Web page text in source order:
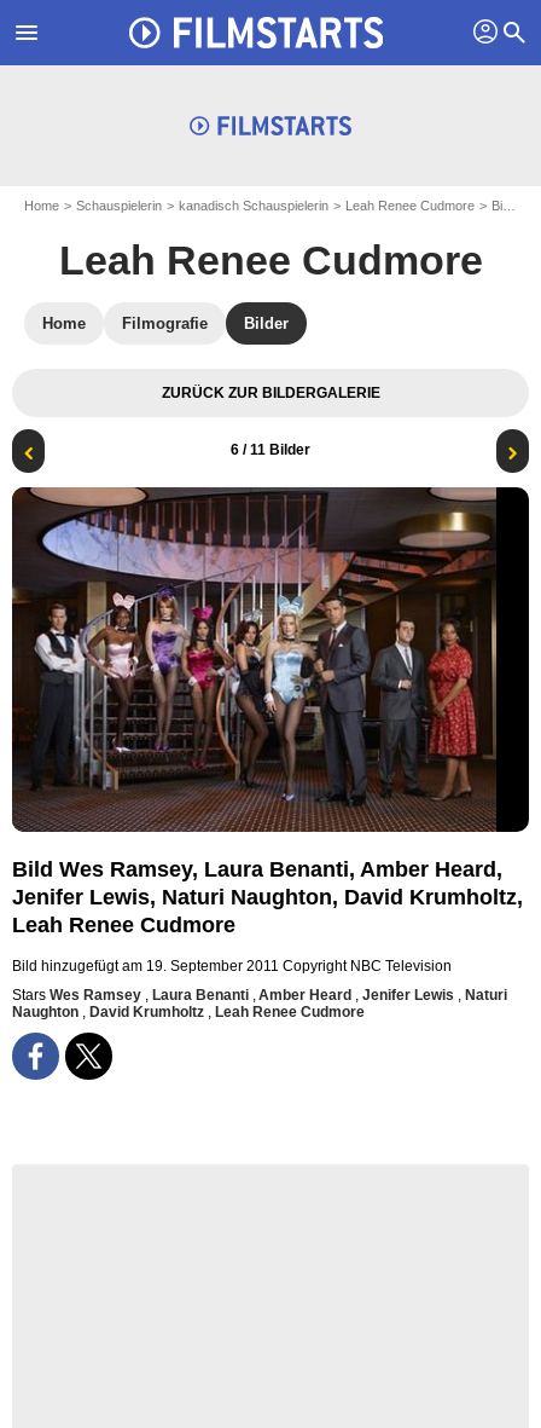
menu profil search
Home Schauspielerin kanadisch Schauspielerin Leah Renee Cudmore Bilder zu Leah Renee Cudmore
Leah Renee Cudmore
Home Filmografie Bilder
ZURÜCK ZUR BILDERGALERIE
6 / 11 Bilder
Bild Wes Ramsey, Laura Benanti, Amber Heard,
Jenifer Lewis, Naturi Naughton, David Krumholtz,
Leah Renee Cudmore
Bild hinzugefügt am 19. September 2011 Copyright NBC Television
Stars Wes Ramsey , Laura Benanti ,Amber Heard , Jenifer Lewis , Naturi
Naughton , David Krumholtz , Leah Renee Cudmore